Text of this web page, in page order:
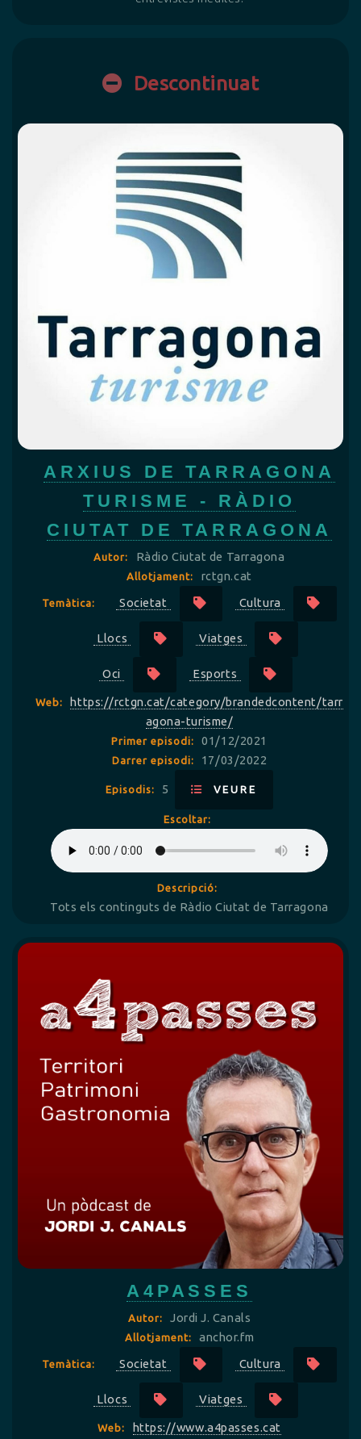
Descontinuat
ARXIUS DE TARRAGONA
TURISME - RÀDIO
CIUTAT DE TARRAGONA
Autor: Ràdio Ciutat de Tarragona
Allotjament: rctgn.cat
Temàtica: Societat Cultura
Llocs Viatges
Oci Esports
Web:
https://rctgn.cat/category/brandedcontent/tarr
agona-turisme/
Primer episodi: 01/12/2021
Darrer episodi: 17/03/2022
Episodis: 5 VEURE
Escoltar:
Descripció:
Tots els continguts de Ràdio Ciutat de Tarragona
A4PASSES
Autor: Jordi J. Canals
Allotjament: anchor.fm
Temàtica: Societat Cultura
Llocs Viatges
Web: https://www.a4passes.cat